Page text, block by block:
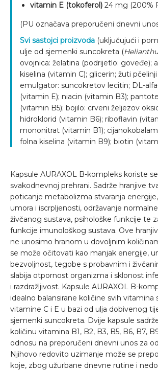
vitamin E (tokoferol) 24 mg (200%
(PU označava preporučeni dnevni
Svi sastojci proizvoda (uključujući i
ulje od sjemenki suncokreta (
ovojnica: želatina (podrijetlo: goveđe);
kiselina (vitamin C); glicerin; žuti pčelinji
emulgator: suncokretov lecitin; DL-
(vitamin E); niacin (vitamin B3);
(vitamin B5); bojilo: crveni željezov
hidroklorid (vitamin B6); riboflavin
mononitrat (vitamin B1);
folna kiselina (vitamin B9); biotin
Kapsule AURAXOL B-kompleks koriste
svakodnevnoj prehrani. Sadrže hranjive
poticanje metabolizma stvaranja
umora i iscrpljenosti, održavanje
živčanog sustava, psihološke funkcije te
funkcije imunološkog sustava. Ove
ne unosimo hranom u dovoljnim
se može očitovati kao manjak energije,
bezvoljnost, tegobe s probavnim i
slabija otpornost organizma i sklonost
i razdražljivost. Kapsule AURAXOL B-
idealno balansirane količine svih vitamina
vitamine C i E u bazi od ulja dobivenog
sjemenki suncokreta. Dvije kapsule
količinu vitamina B1, B2, B3, B5, B6, B7,
odnosu na preporučeni dnevni unos za
Njihovo redovito uzimanje može se
koje, zbog užurbane dnevne rutine i